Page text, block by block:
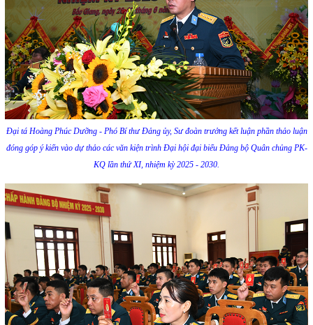
Đại tá Hoàng Phúc Dưỡng - Phó Bí thư Đảng ủy, Sư đoàn trưởng kết luận phần thảo luận
đóng góp ý kiến vào dự thảo các văn kiện trình Đại hội đại biểu Đảng bộ Quân chủng PK-
KQ lần thứ XI, nhiệm kỳ 2025 - 2030.